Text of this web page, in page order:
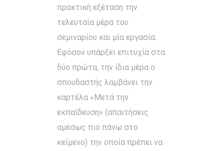
πρακτική εξέταση την
τελευταία μέρα του
σεμιναρίου και μία εργασία.
Εφόσον υπάρξει επιτυχία στα
δύο πρώτα, την ίδια μέρα ο
σπουδαστής λαμβάνει την
καρτέλα «Μετά την
εκπαίδευση» (απαιτήσεις
αμέσως πιο πάνω στο
κείμενο) την οποία πρέπει να